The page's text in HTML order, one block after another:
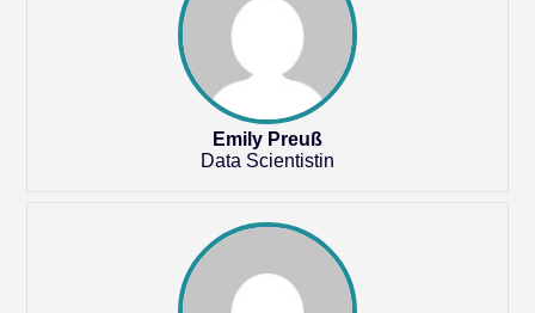
Emily Preuß
Data Scientistin